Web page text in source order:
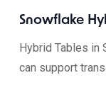
Snowflake
Hybrid Tables in
can support